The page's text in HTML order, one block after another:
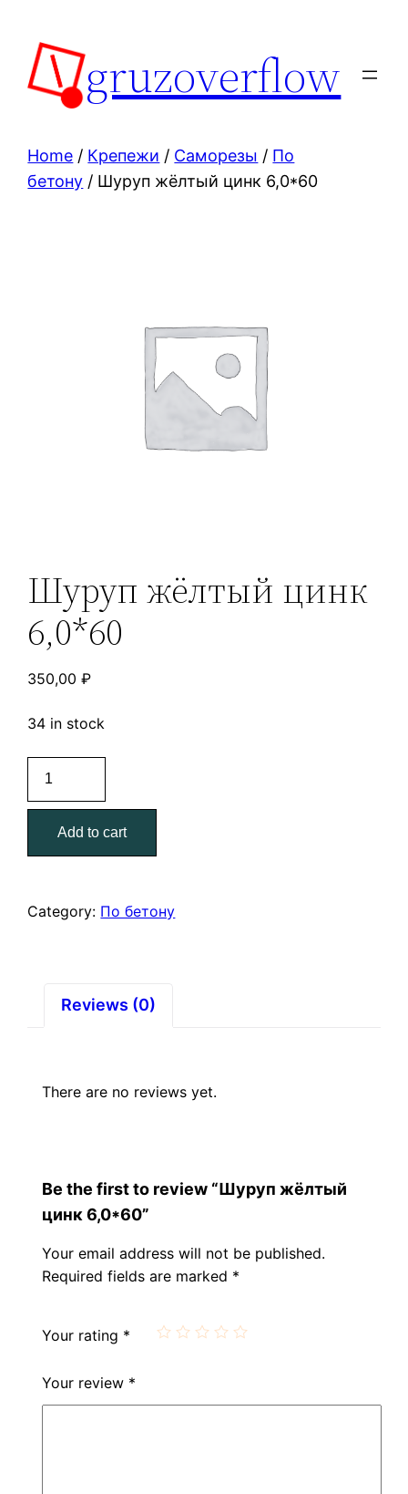
content
gruzoverflow
Home / Крепежи / Саморезы / По
бетону / Шуруп жёлтый цинк 6,0*60
Шуруп жёлтый цинк
6,0*60
350,00₽
34 in stock
жёлтый
цинк
6,0*60
quantity
Add to cart
Category: По бетону
Reviews (0)
There are no reviews yet.
Be the first to review “Шуруп жёлтый
цинк 6,0*60”
Your email address will not be published.
Required fields are marked *
Your rating *
Your review *